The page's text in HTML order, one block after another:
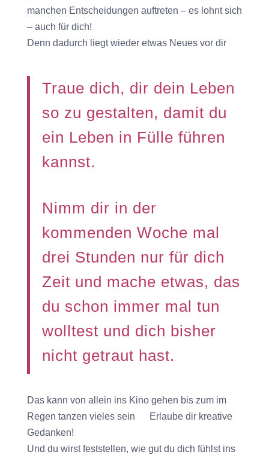
manchen Entscheidungen auftreten – es lohnt sich
– auch für dich!
Denn dadurch liegt wieder etwas Neues vor dir
Traue dich, dir dein Leben
so zu gestalten, damit du
ein Leben in Fülle führen
kannst.
Nimm dir in der
kommenden Woche mal
drei Stunden nur für dich
Zeit und mache etwas, das
du schon immer mal tun
wolltest und dich bisher
nicht getraut hast.
Das kann von allein ins Kino gehen bis zum im
Regen tanzen vieles sein
Erlaube dir kreative
Gedanken!
Und du wirst feststellen, wie gut du dich fühlst ins